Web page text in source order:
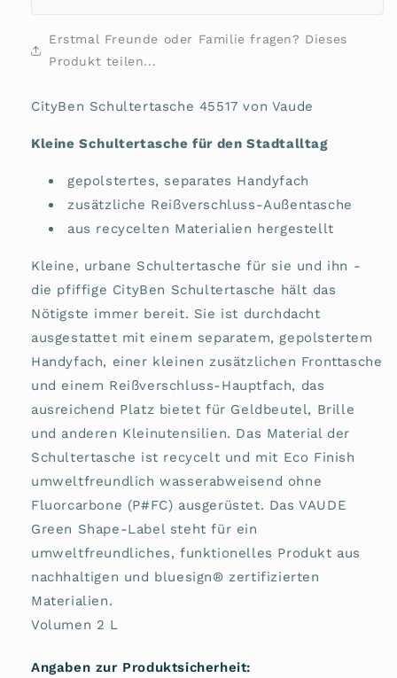
Erstmal Freunde oder Familie fragen? Dieses
Produkt teilen...
CityBen Schultertasche 45517 von Vaude
Kleine Schultertasche für den Stadtalltag
gepolstertes, separates Handyfach
zusätzliche Reißverschluss-Außentasche
aus recycelten Materialien hergestellt
Kleine, urbane Schultertasche für sie und ihn -
die pfiffige CityBen Schultertasche hält das
Nötigste immer bereit. Sie ist durchdacht
ausgestattet mit einem separatem, gepolstertem
Handyfach, einer kleinen zusätzlichen Fronttasche
und einem Reißverschluss-Hauptfach, das
ausreichend Platz bietet für Geldbeutel, Brille
und anderen Kleinutensilien. Das Material der
Schultertasche ist recycelt und mit Eco Finish
umweltfreundlich wasserabweisend ohne
Fluorcarbone (P#FC) ausgerüstet. Das VAUDE
Green Shape-Label steht für ein
umweltfreundliches, funktionelles Produkt aus
nachhaltigen und bluesign® zertifizierten
Materialien.
Volumen 2 L
Angaben zur Produktsicherheit: